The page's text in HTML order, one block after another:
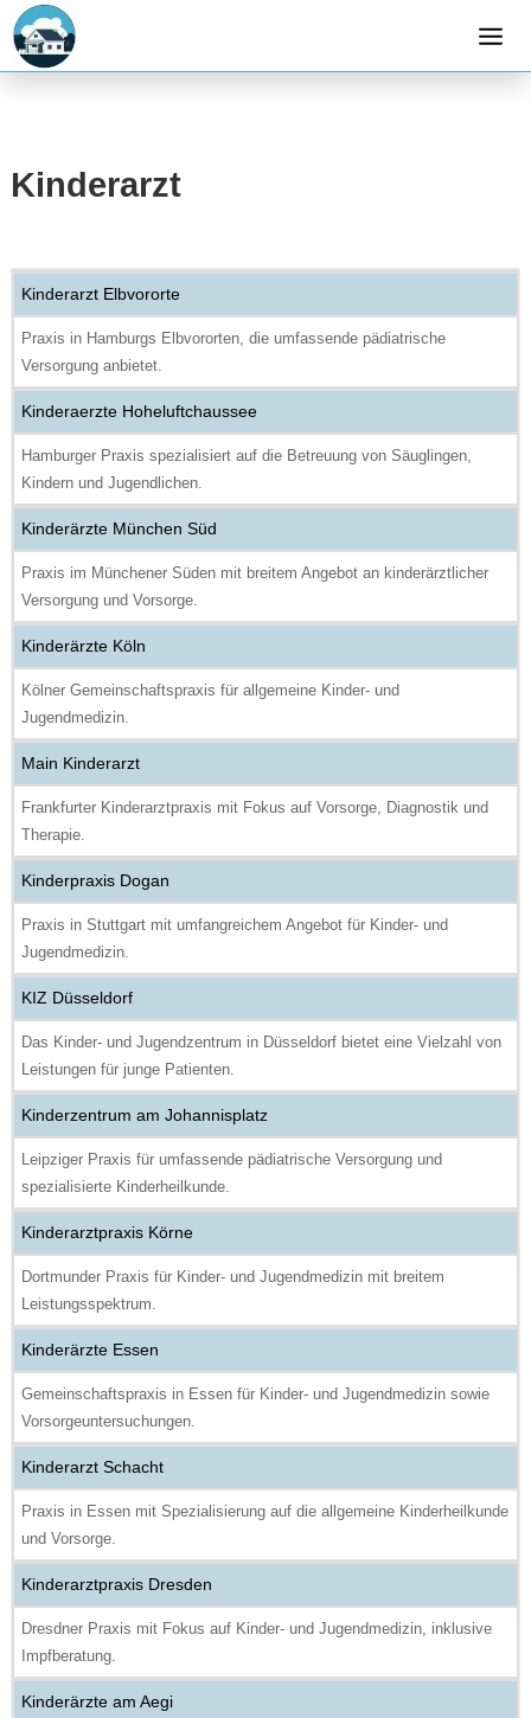
Kinderarzt
Kinderarzt Elbvororte
Praxis in Hamburgs Elbvororten, die umfassende pädiatrische
Versorgung anbietet.
Kinderaerzte Hoheluftchaussee
Hamburger Praxis spezialisiert auf die Betreuung von Säuglingen,
Kindern und Jugendlichen.
Kinderärzte München Süd
Praxis im Münchener Süden mit breitem Angebot an kinderärztlicher
Versorgung und Vorsorge.
Kinderärzte Köln
Kölner Gemeinschaftspraxis für allgemeine Kinder- und
Jugendmedizin.
Main Kinderarzt
Frankfurter Kinderarztpraxis mit Fokus auf Vorsorge, Diagnostik und
Therapie.
Kinderpraxis Dogan
Praxis in Stuttgart mit umfangreichem Angebot für Kinder- und
Jugendmedizin.
KIZ Düsseldorf
Das Kinder- und Jugendzentrum in Düsseldorf bietet eine Vielzahl von
Leistungen für junge Patienten.
Kinderzentrum am Johannisplatz
Leipziger Praxis für umfassende pädiatrische Versorgung und
spezialisierte Kinderheilkunde.
Kinderarztpraxis Körne
Dortmunder Praxis für Kinder- und Jugendmedizin mit breitem
Leistungsspektrum.
Kinderärzte Essen
Gemeinschaftspraxis in Essen für Kinder- und Jugendmedizin sowie
Vorsorgeuntersuchungen.
Kinderarzt Schacht
Praxis in Essen mit Spezialisierung auf die allgemeine Kinderheilkunde
und Vorsorge.
Kinderarztpraxis Dresden
Dresdner Praxis mit Fokus auf Kinder- und Jugendmedizin, inklusive
Impfberatung.
Kinderärzte am Aegi